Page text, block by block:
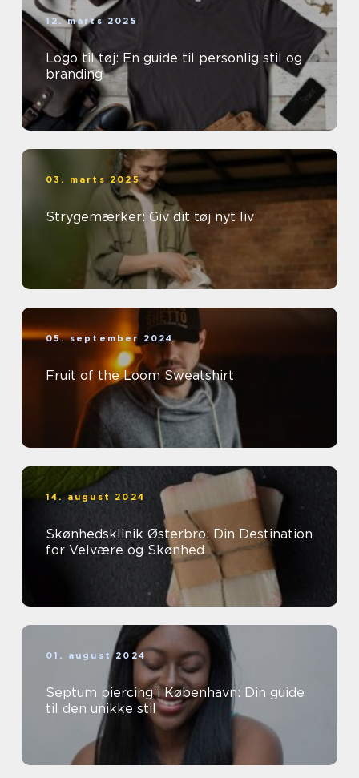
12. marts 2025
Logo til tøj: En guide til personlig stil og
branding
03. marts 2025
Strygemærker: Giv dit tøj nyt liv
05. september 2024
Fruit of the Loom Sweatshirt
14. august 2024
Skønhedsklinik Østerbro: Din Destination
for Velvære og Skønhed
01. august 2024
Septum piercing i København: Din guide
til den unikke stil